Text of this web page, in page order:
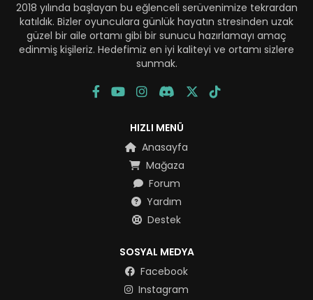
2018 yılında başlayan bu eğlenceli serüvenimize tekrardan
katıldık. Bizler oyunculara günlük hayatın stresinden uzak
güzel bir aile ortamı gibi bir sunucu hazırlamayı amaç
edinmiş kişileriz. Hedefimiz en iyi kaliteyi ve ortamı sizlere
sunmak.
HIZLI MENÜ
Anasayfa
Mağaza
Forum
Yardım
Destek
SOSYAL MEDYA
Facebook
Instagram